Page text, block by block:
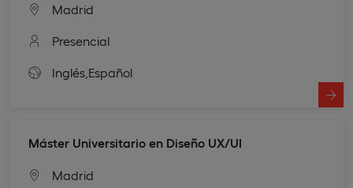
Madrid
Presencial
Inglés, Español
Máster Universitario en Diseño UX/UI
Madrid